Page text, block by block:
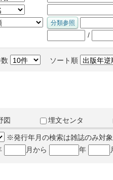
/
ソート順
図 埋文センタ
※発行年月の検索は雑誌のみ対象
月から 年